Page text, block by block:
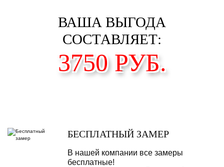
ВАША ВЫГОДА
СОСТАВЛЯЕТ:
3750РУБ.
БЕСПЛАТНЫЙ ЗАМЕР
В нашей компании все замеры
бесплатные!